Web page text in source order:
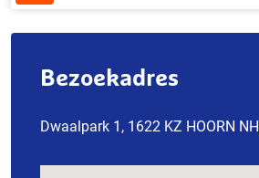
Bezoekadres
Dwaalpark 1, 1622 KZ HOORN NH